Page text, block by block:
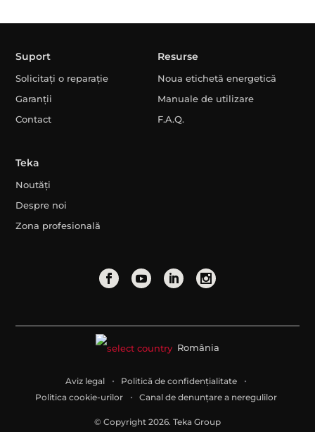
Suport
Solicitați o reparație
Garanții
Contact
Resurse
Noua etichetă energetică
Manuale de utilizare
F.A.Q.
Teka
Noutăți
Despre noi
Zona profesională
România
Aviz legal
Politică de confidențialitate
Politica cookie-urilor
Canal de denunțare a neregulilor
© Copyright 2026. Teka Group